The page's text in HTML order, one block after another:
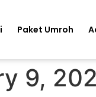
Paket Umroh
9,